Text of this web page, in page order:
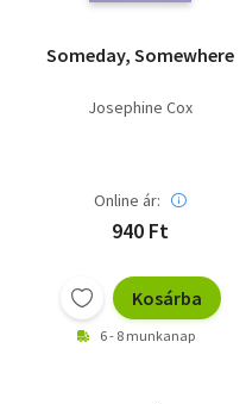
Someday, Somewhere
Josephine Cox
Online ár:
940 Ft
Kosárba
6 - 8 munkanap